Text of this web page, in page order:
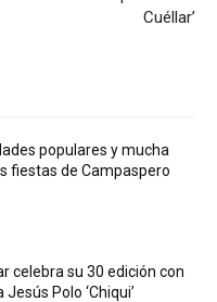
Cuéllar’
populares y mucha
fiestas de Campaspero
celebra su 30 edición con
Polo ‘Chiqui’